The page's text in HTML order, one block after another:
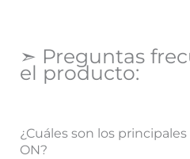
➣ Preguntas
el producto:
¿Cuáles son los
ON?